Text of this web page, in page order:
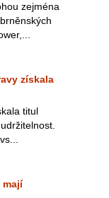
zejména
získala
titul
mají